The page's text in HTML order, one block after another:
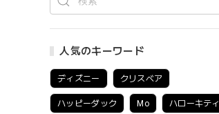
人気のキーワード
ディズニー クリスベア
ハッピーダック Mo ハローキティ